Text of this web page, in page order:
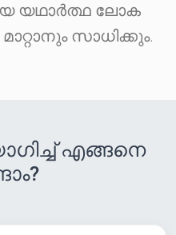
യഥാർത്ഥ ലോക
സാധിക്കും.
എങ്ങനെ